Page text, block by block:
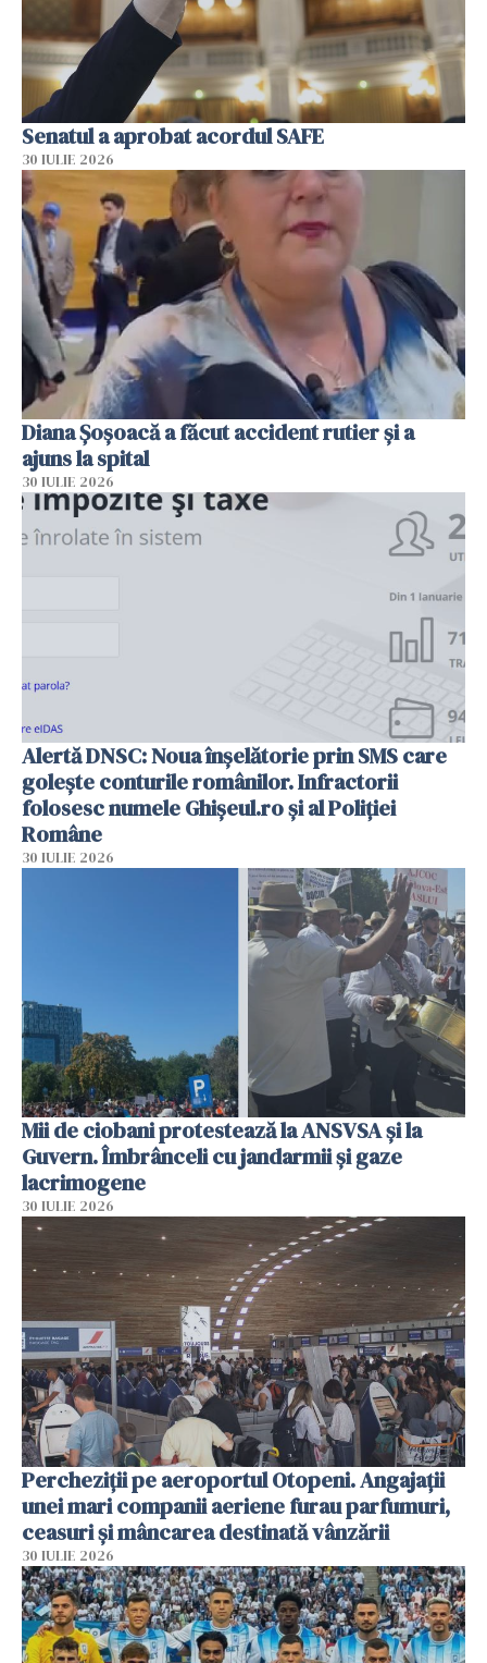
Senatul a aprobat acordul SAFE
30 IULIE 2026
Diana Șoșoacă a făcut accident rutier și a
ajuns la spital
30 IULIE 2026
Alertă DNSC: Noua înșelătorie prin SMS care
golește conturile românilor. Infractorii
folosesc numele Ghișeul.ro și al Poliției
Române
30 IULIE 2026
Mii de ciobani protestează la ANSVSA și la
Guvern. Îmbrânceli cu jandarmii și gaze
lacrimogene
30 IULIE 2026
Percheziții pe aeroportul Otopeni. Angajații
unei mari companii aeriene furau parfumuri,
ceasuri și mâncarea destinată vânzării
30 IULIE 2026